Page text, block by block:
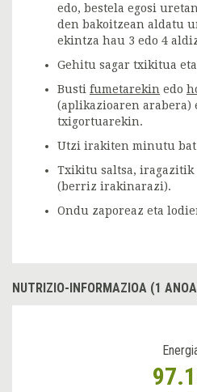
edo, bestela egosi
den bakoitzean aldatu
ekintza hau 3 edo 4
Gehitu sagar txikitua
Busti fumetarekin edo
(aplikazioaren arabera)
txigortuarekin.
Utzi irakiten minutu
Txikitu saltsa, iragazitik
(berriz irakinarazi).
Ondu zaporeaz eta
NUTRIZIO-INFORMAZIOA (1